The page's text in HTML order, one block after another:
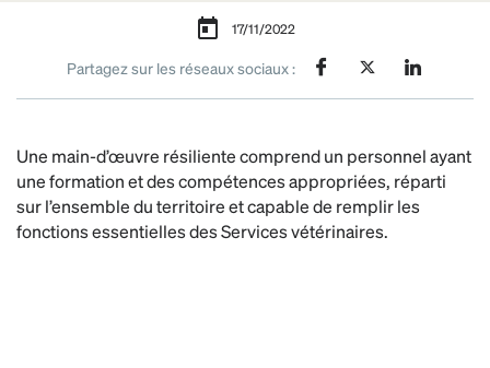
17/11/2022
Partagez sur les réseaux sociaux :
Une main-d’œuvre résiliente comprend un personnel ayant
une formation et des compétences appropriées, réparti
sur l’ensemble du territoire et capable de remplir les
fonctions essentielles des Services vétérinaires.